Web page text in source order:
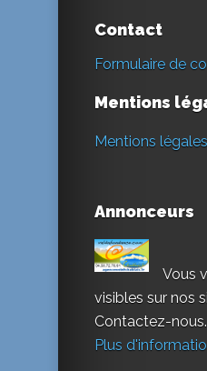
Contact
Formulaire de
Mentions
Mentions légales
Annonceurs
Vous
visibles sur nos
Contactez-nous.
Plus